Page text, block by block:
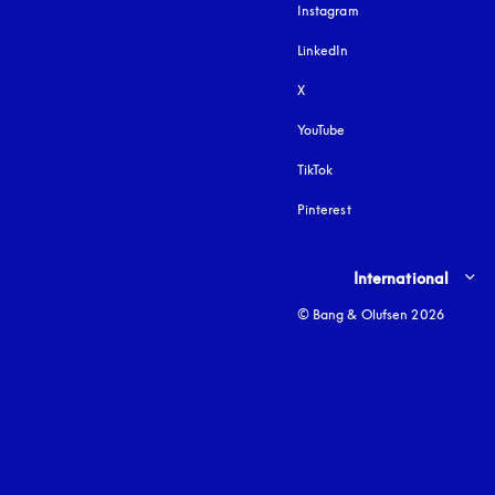
Instagram
LinkedIn
X
YouTube
TikTok
Pinterest
Select country and
International
© Bang & Olufsen 2026